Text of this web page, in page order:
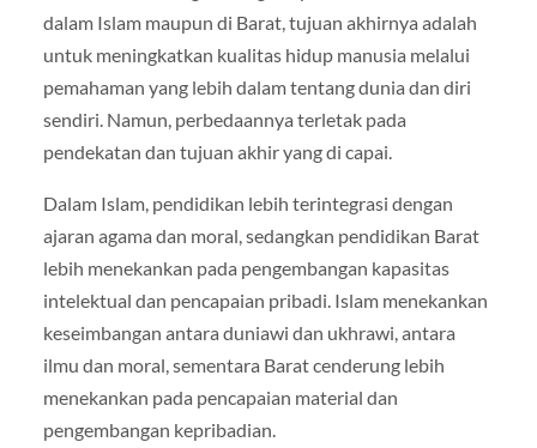
dalam Islam maupun di Barat, tujuan akhirnya adalah
untuk meningkatkan kualitas hidup manusia melalui
pemahaman yang lebih dalam tentang dunia dan diri
sendiri. Namun, perbedaannya terletak pada
pendekatan dan tujuan akhir yang di capai.
Dalam Islam, pendidikan lebih terintegrasi dengan
ajaran agama dan moral, sedangkan pendidikan Barat
lebih menekankan pada pengembangan kapasitas
intelektual dan pencapaian pribadi. Islam menekankan
keseimbangan antara duniawi dan ukhrawi, antara
ilmu dan moral, sementara Barat cenderung lebih
menekankan pada pencapaian material dan
pengembangan kepribadian.